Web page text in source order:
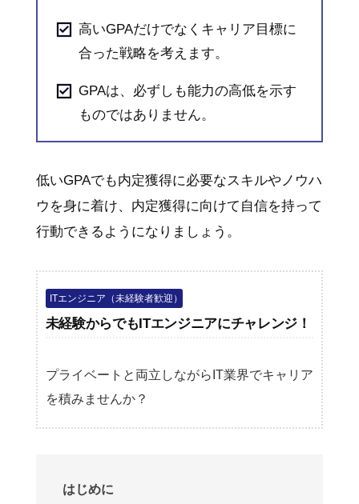
高いGPAだけでなくキャリア目標に
合った戦略を考えます。
GPAは、必ずしも能力の高低を示す
ものではありません。
低いGPAでも内定獲得に必要なスキルやノウハ
ウを身に着け、内定獲得に向けて自信を持って
行動できるようになりましょう。
ITエンジニア（未経験者歓迎）
未経験からでもITエンジニアにチャレンジ！
プライベートと両立しながらIT業界でキャリア
を積みませんか？
はじめに